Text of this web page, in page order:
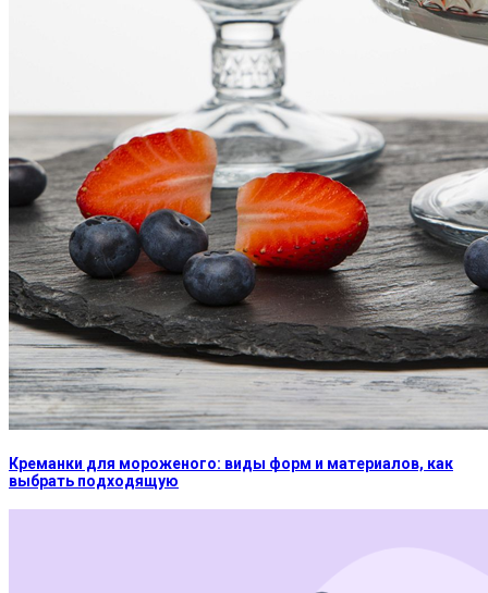
Креманки для мороженого: виды форм и материалов, как
выбрать подходящую